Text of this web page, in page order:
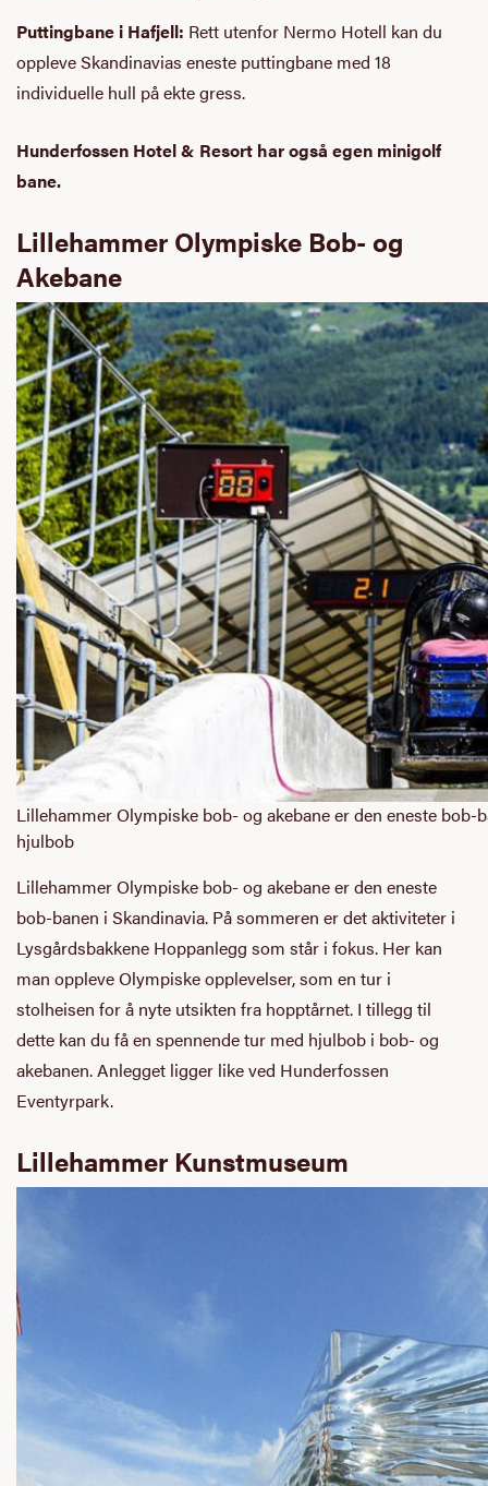
Puttingbane i Hafjell: Rett utenfor Nermo Hotell kan du
oppleve Skandinavias eneste puttingbane med 18
individuelle hull på ekte gress.
Hunderfossen Hotel & Resort har også egen minigolf
bane.
Lillehammer Olympiske Bob- og
Akebane
Lillehammer Olympiske bob- og akebane er den eneste
hjulbob
Lillehammer Olympiske bob- og akebane er den eneste
bob-banen i Skandinavia. På sommeren er det aktiviteter i
Lysgårdsbakkene Hoppanlegg som står i fokus. Her kan
man oppleve Olympiske opplevelser, som en tur i
stolheisen for å nyte utsikten fra hopptårnet. I tillegg til
dette kan du få en spennende tur med hjulbob i bob- og
akebanen. Anlegget ligger like ved Hunderfossen
Eventyrpark.
Lillehammer Kunstmuseum